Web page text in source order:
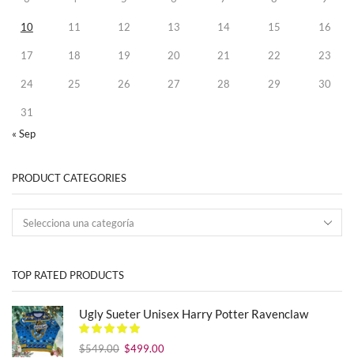
10 11 12 13 14 15 16
17 18 19 20 21 22 23
24 25 26 27 28 29 30
31
« Sep
PRODUCT CATEGORIES
TOP RATED PRODUCTS
Ugly Sueter Unisex Harry Potter Ravenclaw
$549.00 El
$499.00El